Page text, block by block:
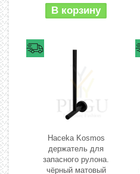
Haceka Kosmos
держатель для
запасного рулона.
чёрный матовый